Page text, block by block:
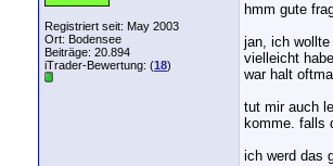
Registriert seit: May 2003
Ort: Bodensee
Beiträge: 20.894
iTrader-Bewertung: (18)
hmm gute
jan, ich
vielleicht
war halt
tut mir auch
komme. falls
ich werd das